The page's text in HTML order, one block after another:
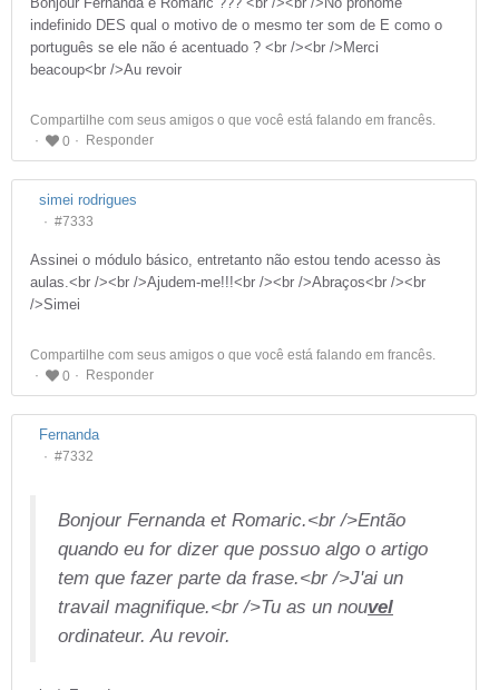
indefinido DES qual o motivo de o mesmo ter som de E como o
português se ele não é acentuado ? <br /><br />Merci
beacoup<br />Au revoir
Compartilhe com seus amigos o que você está falando em francês.
0
Responder
simei rodrigues
#7333
Assinei o módulo básico, entretanto não estou tendo acesso às
aulas.<br /><br />Ajudem-me!!!<br /><br />Abraços<br /><br
/>Simei
Compartilhe com seus amigos o que você está falando em francês.
0
Responder
Fernanda
#7332
Bonjour Fernanda et Romaric.<br />Então
quando eu for dizer que possuo algo o artigo
tem que fazer parte da frase.<br />J'ai un
travail magnifique.<br />Tu as un nouvel
ordinateur. Au revoir.